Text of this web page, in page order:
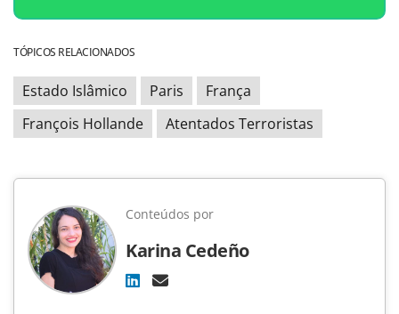
TÓPICOS RELACIONADOS
Estado Islâmico Paris
França
François Hollande
Atentados Terroristas
Conteúdos por
Karina Cedeño